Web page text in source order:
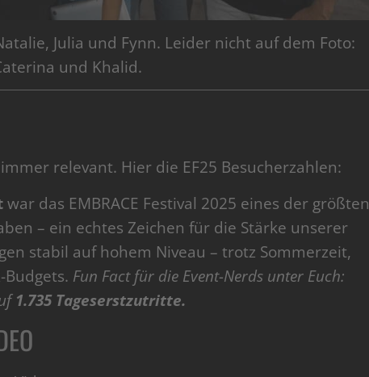
Julia und Fynn. Leider nicht auf dem Foto:
und Khalid.
relevant. Hier die EF25 Besucherzahlen:
war das EMBRACE Festival 2025 eines der größten
– ein echtes Zeichen für die Stärke unserer
stabil auf hohem Niveau – trotz Sommerzeit,
Fun Fact für die Event-Nerds unter Euch:
1.735 Tageserstzutritte.